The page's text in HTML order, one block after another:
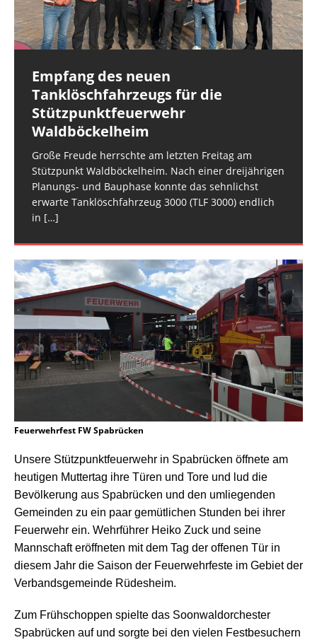
Empfang des neuen
Tanklöschfahrzeugs für die
Stützpunktfeuerwehr
Waldböckelheim
Große Freude herrschte am letzten Freitag am
Stützpunkt Waldböckelheim. Nach einer dreijährigen
Planungs- und Bauphase konnte das sehnlichst
erwarte Tanklöschfahrzeug 3000 (TLF 3000) endlich
in […]
Rüdesheim: Notfalltüröffnung
Die Rüdesheimer Feuerwehr wurde am
Mittwochmorgen zu einer Notfalltüröffnung in der
Rüdesheimer Ortslage alarmiert. (rg) Bildquelle:
Rüdesheim: Wasser in Stromkasten
Im Keller eines Mehrfamilienhauses im Rüdesheimer
Schlittweg stand am Dienstagmittag ein
Stromverteilkasten unter Wasser. Ursache war ein
Obergeschoss. Für[…]
und der FEZ Rüdesheim am Montagabend. Es
handelte sich
[…]
und Polizei. Gegen 16:30 Uhr erfolgte die
überörtliche Anforderung der
[…]
Feuerwehrfest FW Spabrücken
Unsere Stützpunktfeuerwehr in Spabrücken öffnete am
heutigen Muttertag ihre Türen und Tore und lud die
Bevölkerung aus Spabrücken und den umliegenden
Gemeinden zu ein paar gemütlichen Stunden bei ihrer
Feuerwehr ein. Wehrführer Heiko Zuck und seine
Mannschaft eröffneten mit dem Tag der offenen Tür in
diesem Jahr die Saison der Feuerwehrfeste im Gebiet der
Verbandsgemeinde Rüdesheim.
Zum Frühschoppen spielte das Soonwaldorchester
Spabrücken auf und sorgte bei den vielen Festbesuchern